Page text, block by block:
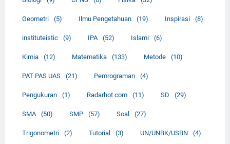
Geometri (5) Ilmu Pengetahuan (19) Inspirasi (8)
instituteistic (9) IPA (52) Islami (6)
Kimia (12) Matematika (133) Metode (10)
PAT PAS UAS (21) Pemrograman (4)
Pengukuran (1) Radarhot com (11) SD (29)
SMA (50) SMP (57) Soal (27)
Trigonometri (2) Tutorial (3) UN/UNBK/USBN (4)